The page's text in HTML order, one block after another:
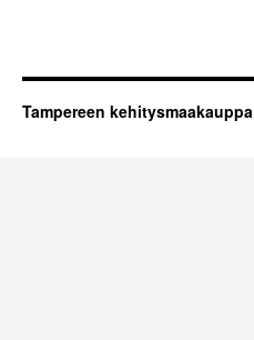
Tampereen kehitysmaakauppa